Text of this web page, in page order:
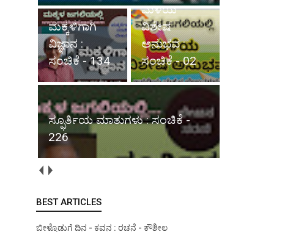
ಮಕ್ಕಳಿಗಾಗಿ
ವಿಜ್ಞಾನ :
ಸಂಚಿಕೆ - 134
ಮಳೆಯ
ವಿಶೇಷ
ಅನುಭವ :
ಸಂಚಿಕೆ - 02
ಸ್ಫೂರ್ತಿಯ ಮಾತುಗಳು : ಸಂಚಿಕೆ -
226
BEST ARTICLES
ಬೀಳ್ಕೊಡುಗೆ ದಿನ - ಕವನ : ರಚನೆ - ಕೌಶೀಲ